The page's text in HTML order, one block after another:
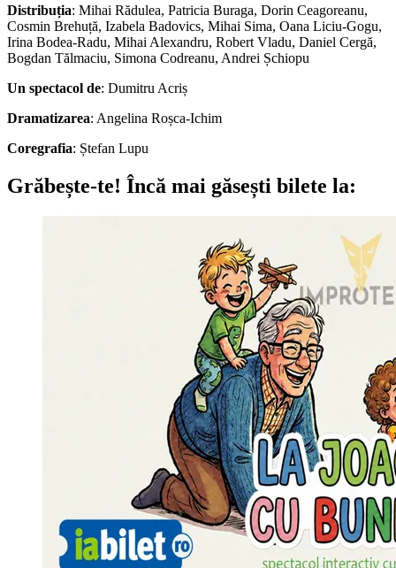
Distribuția: Mihai Rădulea, Patricia Buraga, Dorin Ceagoreanu,
Cosmin Brehuță, Izabela Badovics, Mihai Sima, Oana Liciu-Gogu,
Irina Bodea-Radu, Mihai Alexandru, Robert Vladu, Daniel Cergă,
Bogdan Tălmaciu, Simona Codreanu, Andrei Șchiopu
Un spectacol de: Dumitru Acriș
Dramatizarea: Angelina Roșca-Ichim
Coregrafia: Ștefan Lupu
Grăbește-te! Încă mai găsești bilete la: